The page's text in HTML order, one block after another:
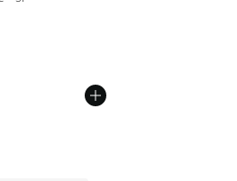
Prix en baisse de € 109,99 à